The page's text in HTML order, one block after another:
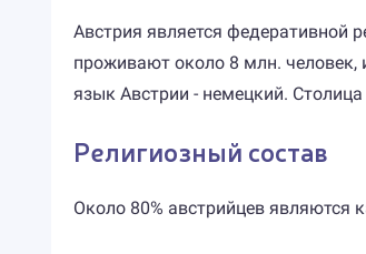
Австрия является федеративной
проживают около 8 млн. человек,
язык Австрии - немецкий. Столица
Религиозный состав
Около 80% австрийцев являются